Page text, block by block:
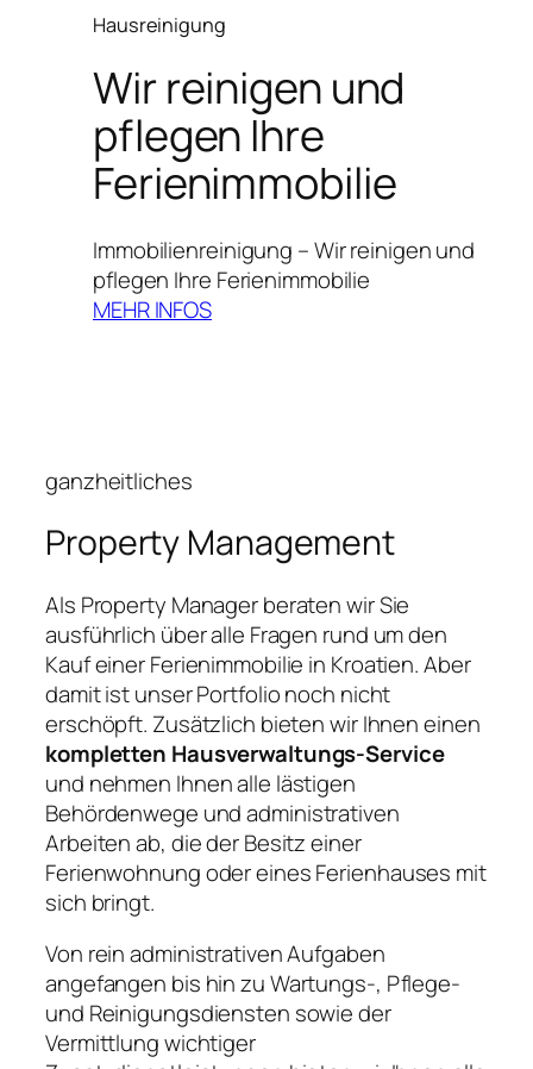
Hausreinigung
Wir reinigen und
pflegen Ihre
Ferienimmobilie
Immobilienreinigung – Wir reinigen und
pflegen Ihre Ferienimmobilie
MEHR INFOS
ganzheitliches
Property Management
Als Property Manager beraten wir Sie
ausführlich über alle Fragen rund um den
Kauf einer Ferienimmobilie in Kroatien. Aber
damit ist unser Portfolio noch nicht
erschöpft. Zusätzlich bieten wir Ihnen einen
kompletten Hausverwaltungs-Service
und nehmen Ihnen alle lästigen
Behördenwege und administrativen
Arbeiten ab, die der Besitz einer
Ferienwohnung oder eines Ferienhauses mit
sich bringt.
Von rein administrativen Aufgaben
angefangen bis hin zu Wartungs-, Pflege-
und Reinigungsdiensten sowie der
Vermittlung wichtiger